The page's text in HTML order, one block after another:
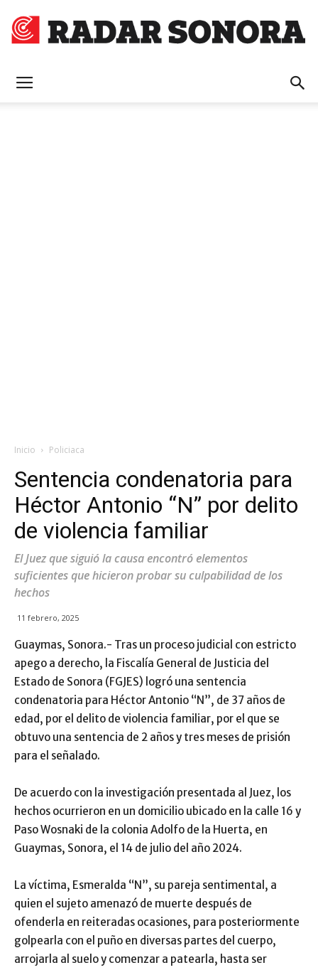
Inicio Policiaca
Sentencia condenatoria para
Héctor Antonio “N” por delito
de violencia familiar
El Juez que siguió la causa encontró elementos
suficientes que hicieron probar su culpabilidad de los
hechos
11 febrero, 2025
Guaymas, Sonora.- Tras un proceso judicial con estricto
apego a derecho, la Fiscalía General de Justicia del
Estado de Sonora (FGJES) logró una sentencia
condenatoria para Héctor Antonio “N”, de 37 años de
edad, por el delito de violencia familiar, por el que se
obtuvo una sentencia de 2 años y tres meses de prisión
para el señalado.
De acuerdo con la investigación presentada al Juez, los
hechos ocurrieron en un domicilio ubicado en la calle 16 y
Paso Wosnaki de la colonia Adolfo de la Huerta, en
Guaymas, Sonora, el 14 de julio del año 2024.
La víctima, Esmeralda “N”, su pareja sentimental, a
quien el sujeto amenazó de muerte después de
ofenderla en reiteradas ocasiones, para posteriormente
golpearla con el puño en diversas partes del cuerpo,
arrojarla al suelo y comenzar a patearla, hasta ser